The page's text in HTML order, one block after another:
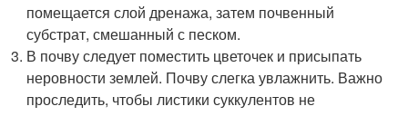
помещается слой дренажа, затем почвенный
субстрат, смешанный с песком.
В почву следует поместить цветочек и присыпать
неровности землей. Почву слегка увлажнить. Важно
проследить, чтобы листики суккулентов не